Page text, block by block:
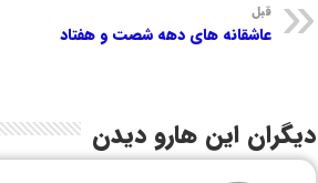
قبل
عاشقانه های دهه شصت و هفتاد
دیگران این هارو دیدن